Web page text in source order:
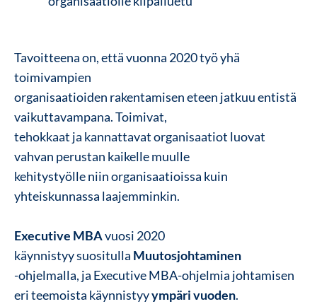
Tavoitteena on, että vuonna 2020 työ yhä
toimivampien
organisaatioiden rakentamisen eteen jatkuu entistä
vaikuttavampana. Toimivat,
tehokkaat ja kannattavat organisaatiot luovat
vahvan perustan kaikelle muulle
kehitystyölle niin organisaatioissa kuin
yhteiskunnassa laajemminkin.
Executive MBAvuosi 2020
käynnistyy suositulla Muutosjohtaminen
-ohjelmalla, ja Executive MBA-ohjelmia johtamisen
eri teemoista käynnistyyympäri vuoden.